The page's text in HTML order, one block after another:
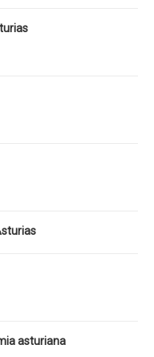
asturiana